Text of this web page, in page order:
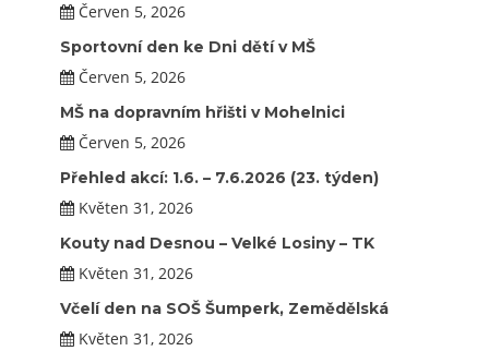
Červen 5, 2026
Sportovní den ke Dni dětí v MŠ
Červen 5, 2026
MŠ na dopravním hřišti v Mohelnici
Červen 5, 2026
Přehled akcí: 1.6. – 7.6.2026 (23. týden)
Květen 31, 2026
Kouty nad Desnou – Velké Losiny – TK
Květen 31, 2026
Včelí den na SOŠ Šumperk, Zemědělská
Květen 31, 2026